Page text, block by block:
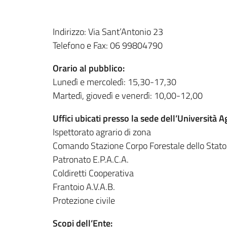
Indirizzo: Via Sant’Antonio 23
Telefono e Fax: 06 99804790
Orario al pubblico:
Lunedì e mercoledì: 15,30-17,30
Martedì, giovedì e venerdì: 10,00-12,00
Uffici ubicati presso la sede dell’Università
Ispettorato agrario di zona
Comando Stazione Corpo Forestale dello Stato
Patronato E.P.A.C.A.
Coldiretti Cooperativa
Frantoio A.V.A.B.
Protezione civile
Scopi dell’Ente: